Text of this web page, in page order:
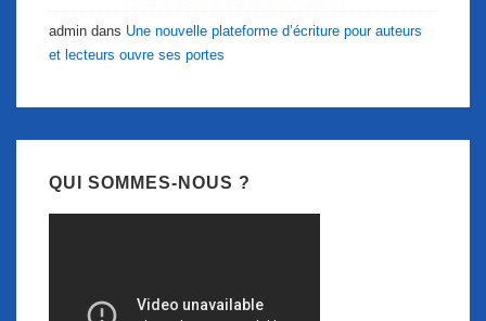
admin dans Une nouvelle plateforme d’écriture pour auteurs
et lecteurs ouvre ses portes
QUI SOMMES-NOUS ?